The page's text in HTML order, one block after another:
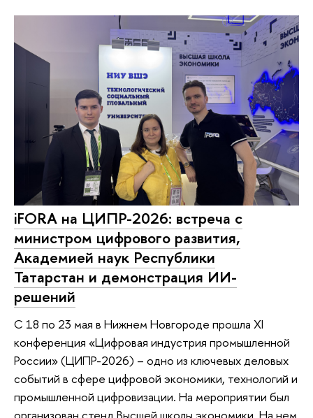
iFORA на ЦИПР-2026: встреча с
министром цифрового развития,
Академией наук Республики
Татарстан и демонстрация ИИ-
решений
С 18 по 23 мая в Нижнем Новгороде прошла XI
конференция «Цифровая индустрия промышленной
России» (ЦИПР-2026) – одно из ключевых деловых
событий в сфере цифровой экономики, технологий и
промышленной цифровизации. На мероприятии был